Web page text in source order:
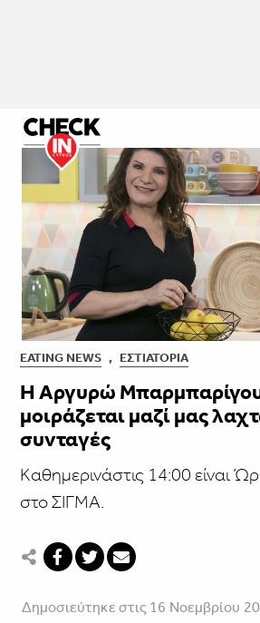
EATING NEWS , ΕΣΤΙΑΤΌΡΙΑ
Η Αργυρώ
μοιράζεται μαζί μας
συνταγές
Kαθημερινάστις 14:00 είναι
στο ΣΙΓΜΑ.
Δημοσιεύτηκε στις 16 Νοεμβρίου